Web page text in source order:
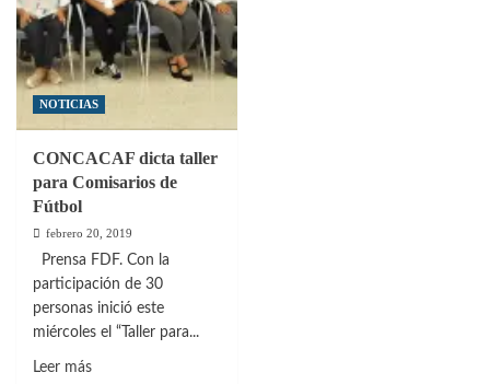
NOTICIAS
CONCACAF dicta taller
para Comisarios de
Fútbol
febrero 20, 2019
Prensa FDF. Con la
participación de 30
personas inició este
miércoles el “Taller para...
Leer másLeer